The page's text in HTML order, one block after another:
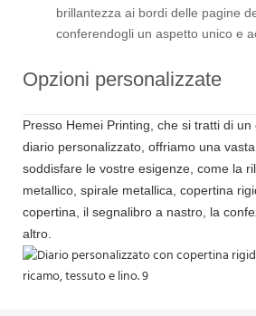
brillantezza ai bordi delle pagine
conferendogli un aspetto unico e
Opzioni personalizzate
Presso Hemei Printing, che si tratti di
diario personalizzato, offriamo una
soddisfare le vostre esigenze, come la
metallico, spirale metallica, copertina
copertina, il segnalibro a nastro, la
altro.